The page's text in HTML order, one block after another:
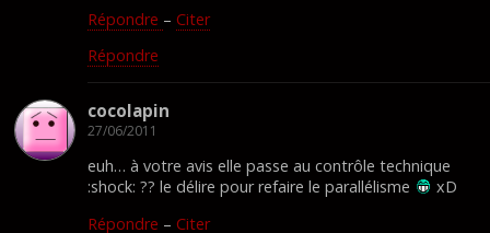
Répondre – Citer
Répondre
cocolapin
27/06/2011
euh… à votre avis elle passe au contrôle technique
:shock: ?? le délire pour refaire le parallélisme
xD
Répondre – Citer